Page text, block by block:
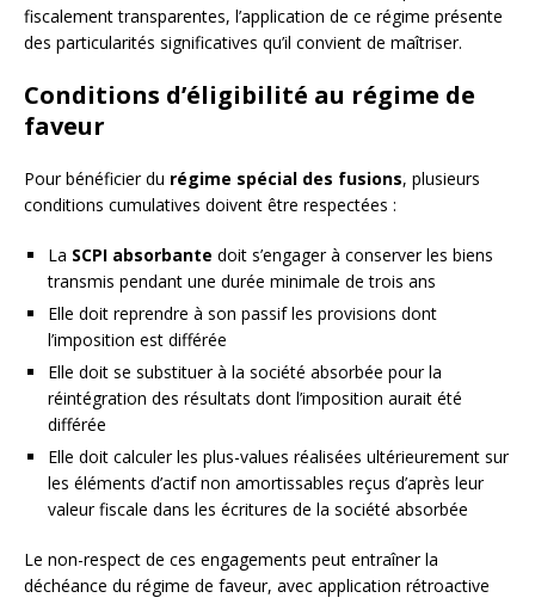
fiscalement transparentes, l’application de ce régime présente
des particularités significatives qu’il convient de maîtriser.
Conditions d’éligibilité au régime de
faveur
Pour bénéficier du régime spécial des fusions, plusieurs
conditions cumulatives doivent être respectées :
La SCPI absorbante doit s’engager à conserver les biens
transmis pendant une durée minimale de trois ans
Elle doit reprendre à son passif les provisions dont
l’imposition est différée
Elle doit se substituer à la société absorbée pour la
réintégration des résultats dont l’imposition aurait été
différée
Elle doit calculer les plus-values réalisées ultérieurement sur
les éléments d’actif non amortissables reçus d’après leur
valeur fiscale dans les écritures de la société absorbée
Le non-respect de ces engagements peut entraîner la
déchéance du régime de faveur, avec application rétroactive